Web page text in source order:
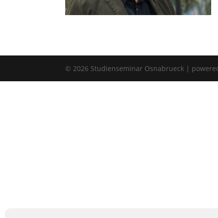
© 2026 Studienseminar Osnabrueck |